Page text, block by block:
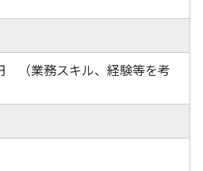
（業務スキル、経験等を考